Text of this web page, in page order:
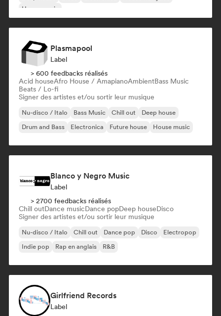
House music
Plasmapool
Label
> 600 feedbacks réalisés
Acid houseAfro House / AmapianoAmbientBass Music
Beats / Lo-fi
Signer des artistes et/ou sortir leur musique
Nu-disco / Italo Bass Music Chill out
Deep house
Drum and Bass
Electronica Future house House music
Blanco y Negro Music
Label
> 2700 feedbacks réalisés
Chill outDance musicDance popDeep houseDisco
Signer des artistes et/ou sortir leur musique
Nu-disco / Italo Chill out Dance pop Disco
Electropop
Indie pop
Rap en anglais R&B
Girlfriend Records
Label